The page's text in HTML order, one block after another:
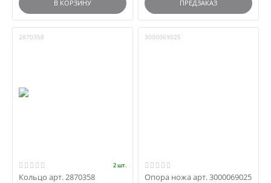
В КОРЗИНУ ПРЕДЗАКАЗ
2870358
2 шт.
Кольцо арт. 2870358
3000069025
Опора ножа арт. 3000069025